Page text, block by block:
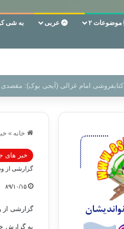
موضوعات ۲ عربی به شی
سر دفتر فساد در زمین‌، دوری وکناره‌گیری
خانه »
خبر های
گزارشی از
۸۹/۱۰/۱۵
گزارشی از
به گزارش